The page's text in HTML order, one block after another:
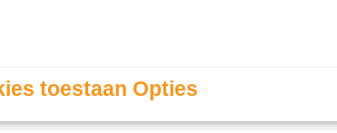
toestaan Opties